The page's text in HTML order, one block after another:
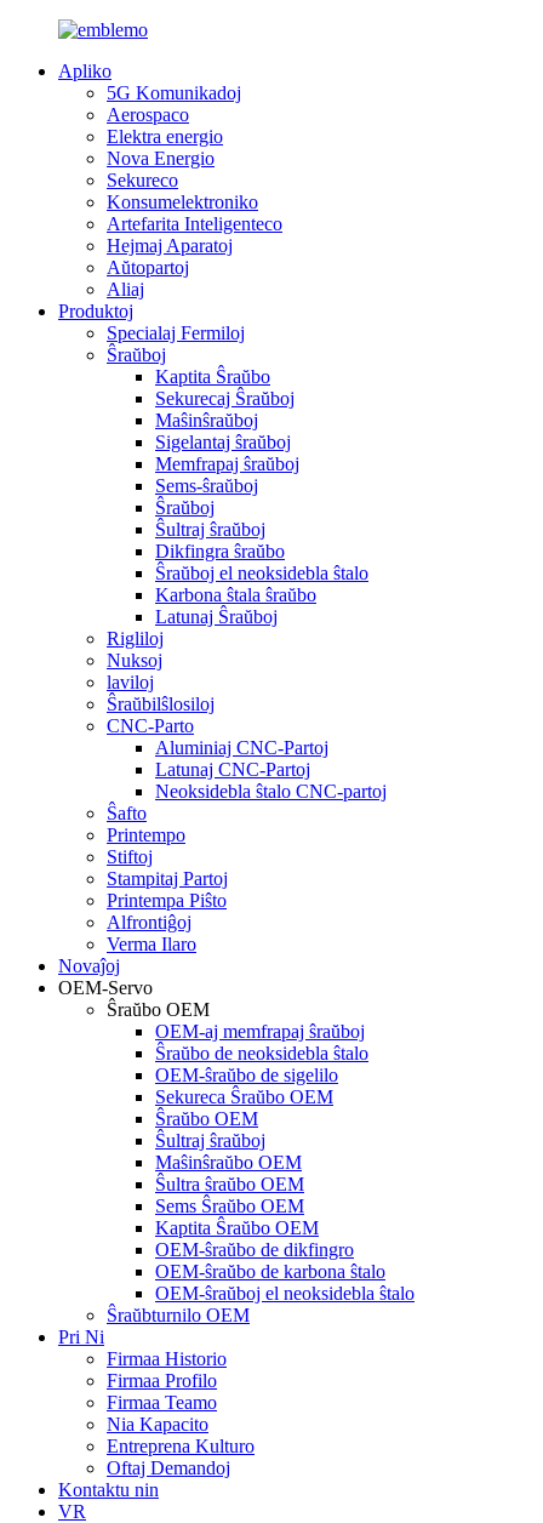
Apliko
5G Komunikadoj
Aerospaco
Elektra energio
Nova Energio
Sekureco
Konsumelektroniko
Artefarita Inteligenteco
Hejmaj Aparatoj
Aŭtopartoj
Aliaj
Produktoj
Specialaj Fermiloj
Ŝraŭboj
Kaptita Ŝraŭbo
Sekurecaj Ŝraŭboj
Maŝinŝraŭboj
Sigelantaj ŝraŭboj
Memfrapaj ŝraŭboj
Sems-ŝraŭboj
Ŝraŭboj
Ŝultraj ŝraŭboj
Dikfingra ŝraŭbo
Ŝraŭboj el neoksidebla ŝtalo
Karbona ŝtala ŝraŭbo
Latunaj Ŝraŭboj
Rigliloj
Nuksoj
laviloj
Ŝraŭbilŝlosiloj
CNC-Parto
Aluminiaj CNC-Partoj
Latunaj CNC-Partoj
Neoksidebla ŝtalo CNC-partoj
Ŝafto
Printempo
Stiftoj
Stampitaj Partoj
Printempa Piŝto
Alfrontiĝoj
Verma Ilaro
Novaĵoj
OEM-Servo
Ŝraŭbo OEM
OEM-aj memfrapaj ŝraŭboj
Ŝraŭbo de neoksidebla ŝtalo
OEM-ŝraŭbo de sigelilo
Sekureca Ŝraŭbo OEM
Ŝraŭbo OEM
Ŝultraj ŝraŭboj
Maŝinŝraŭbo OEM
Ŝultra ŝraŭbo OEM
Sems Ŝraŭbo OEM
Kaptita Ŝraŭbo OEM
OEM-ŝraŭbo de dikfingro
OEM-ŝraŭbo de karbona ŝtalo
OEM-ŝraŭboj el neoksidebla ŝtalo
Ŝraŭbturnilo OEM
Pri Ni
Firmaa Historio
Firmaa Profilo
Firmaa Teamo
Nia Kapacito
Entreprena Kulturo
Oftaj Demandoj
Kontaktu nin
VR